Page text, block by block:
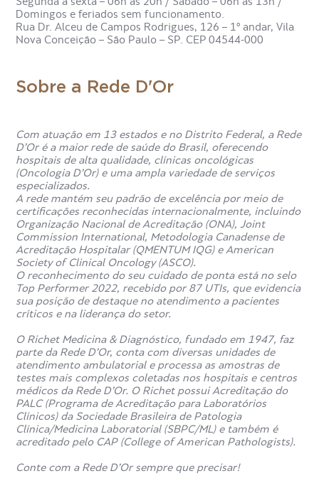
Os médicos podem solicitar o exame de estradiol quando
a pessoa apresenta sinais e sintomas sugestivos de
alterações hormonais, como:
mudanças de humor;
redução da libido;
dificuldades para engravidar;
aumento de acnes e pelos na face;
unhas e cabelos fracos;
atraso no início da puberdade;
disfunção erétil;
crescimento das mamas (em pessoas do sexo
masculino).
Existe algum risco ou
contraindicação para o exame
de estradiol?
O exame de estradiol é seguro e não apresenta
contraindicações. Os únicos efeitos adversos estão
relacionados à coleta de sangue, como dor no local da
punção e hematomas leves.
Qual especialista pode solicitar
o exame de estradiol?
Domingos e feriados sem funcionamento.
Rua Dr. Alceu de Campos Rodrigues, 126 – 1º andar, Vila
Nova Conceição – São Paulo – SP. CEP 04544-000
Sobre a Rede D'Or
Com atuação em 13 estados e no Distrito Federal, a Rede
D’Or é a maior rede de saúde do Brasil, oferecendo
hospitais de alta qualidade, clínicas oncológicas
(Oncologia D’Or) e uma ampla variedade de serviços
especializados.
A rede mantém seu padrão de excelência por meio de
certificações reconhecidas internacionalmente, incluindo
Organização Nacional de Acreditação (ONA), Joint
Commission International, Metodologia Canadense de
Acreditação Hospitalar (QMENTUM IQG) e American
Society of Clinical Oncology (ASCO).
O reconhecimento do seu cuidado de ponta está no selo
Top Performer 2022, recebido por 87 UTIs, que evidencia
sua posição de destaque no atendimento a pacientes
críticos e na liderança do setor.
O Richet Medicina & Diagnóstico, fundado em 1947, faz
parte da Rede D’Or, conta com diversas unidades de
atendimento ambulatorial e processa as amostras de
testes mais complexos coletadas nos hospitais e centros
médicos da Rede D’Or. O Richet possui Acreditação do
PALC (Programa de Acreditação para Laboratórios
Clínicos) da Sociedade Brasileira de Patologia
Clínica/Medicina Laboratorial (SBPC/ML) e também é
acreditado pelo CAP (College of American Pathologists).
Conte com a Rede D’Or sempre que precisar!